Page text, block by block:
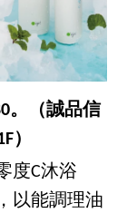
。（誠品信
）
度C沐浴
以能調理油